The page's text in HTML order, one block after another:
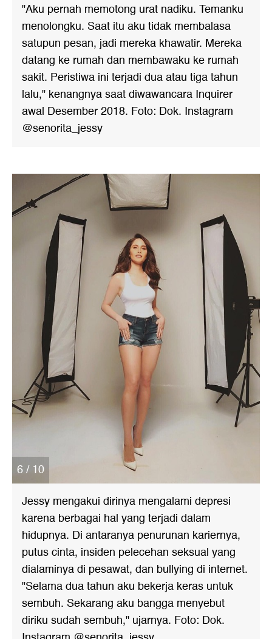
"Aku pernah memotong urat nadiku. Temanku
menolongku. Saat itu aku tidak membalasa
satupun pesan, jadi mereka khawatir. Mereka
datang ke rumah dan membawaku ke rumah
sakit. Peristiwa ini terjadi dua atau tiga tahun
lalu," kenangnya saat diwawancara Inquirer
awal Desember 2018. Foto: Dok. Instagram
@senorita_jessy
6 / 10
Jessy mengakui dirinya mengalami depresi
karena berbagai hal yang terjadi dalam
hidupnya. Di antaranya penurunan kariernya,
putus cinta, insiden pelecehan seksual yang
dialaminya di pesawat, dan bullying di internet.
"Selama dua tahun aku bekerja keras untuk
sembuh. Sekarang aku bangga menyebut
diriku sudah sembuh," ujarnya. Foto: Dok.